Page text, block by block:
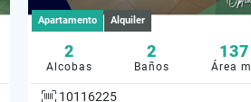
Apartamento Alquiler
2
Alcobas
2
Baños
137
Área m
10116225